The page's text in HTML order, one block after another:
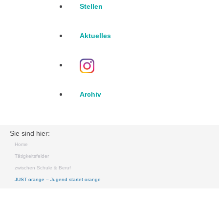
Stellen
Aktuelles
Archiv
Sie sind hier:
Home
Tätigkeitsfelder
zwischen Schule & Beruf
JUST orange – Jugend startet orange